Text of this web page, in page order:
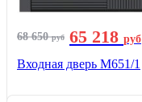
68 650руб 65 218 руб
Входная дверь М651/1